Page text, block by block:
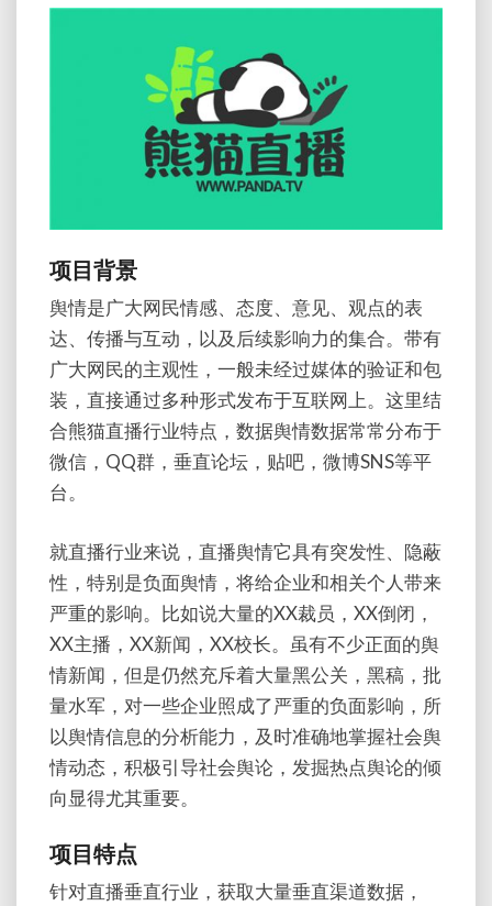
项目背景
舆情是广大网民情感、态度、意见、观点的表
达、传播与互动，以及后续影响力的集合。带有
广大网民的主观性，一般未经过媒体的验证和包
装，直接通过多种形式发布于互联网上。这里结
合熊猫直播行业特点，数据舆情数据常常分布于
微信，QQ群，垂直论坛，贴吧，微博SNS等平
台。
就直播行业来说，直播舆情它具有突发性、隐蔽
性，特别是负面舆情，将给企业和相关个人带来
严重的影响。比如说大量的XX裁员，XX倒闭，
XX主播，XX新闻，XX校长。虽有不少正面的舆
情新闻，但是仍然充斥着大量黑公关，黑稿，批
量水军，对一些企业照成了严重的负面影响，所
以舆情信息的分析能力，及时准确地掌握社会舆
情动态，积极引导社会舆论，发掘热点舆论的倾
向显得尤其重要。
项目特点
针对直播垂直行业，获取大量垂直渠道数据，